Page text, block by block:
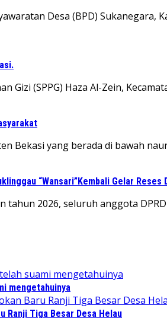
Desa (BPD)
Gizi (SPPG) Haza Al-Zein,
Bekasi yang berada di bawah
“Wansari”Kembali Gelar Reses
2026, seluruh anggota
mengetahuinya
Ranji Tiga Besar Desa Helau